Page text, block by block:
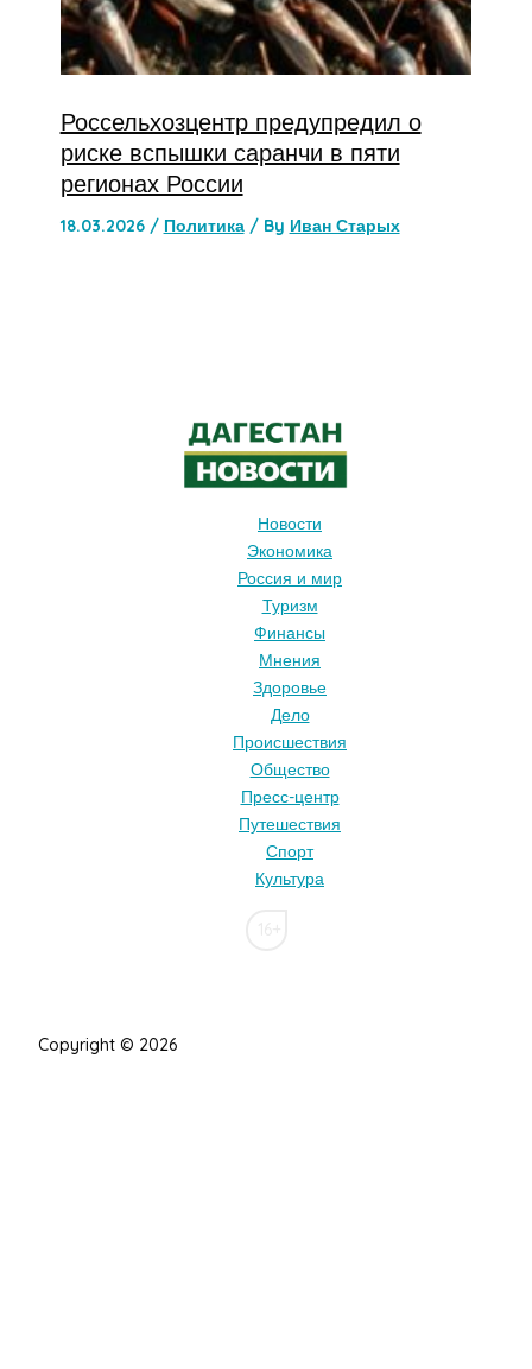
Россельхозцентр предупредил о
риске вспышки саранчи в пяти
регионах России
18.03.2026 / Политика/ By Иван Старых
Новости
Экономика
Россия и мир
Туризм
Финансы
Мнения
Здоровье
Дело
Происшествия
Общество
Пресс-центр
Путешествия
Спорт
Культура
Copyright © 2026